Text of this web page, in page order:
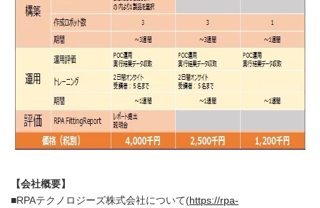
【会社概要】
■RPAテクノロジーズ株式会社について(https://rpa-